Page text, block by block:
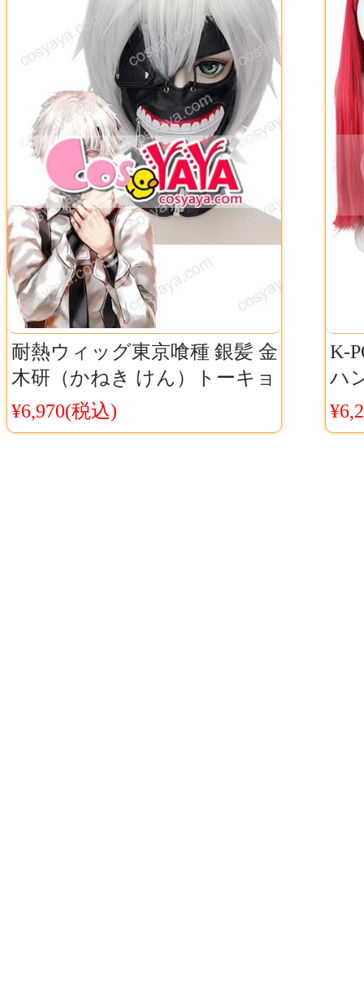
耐熱ウィッグ東京喰種 銀髪 金
木研（かねき けん）トーキョ
ーグール カネキ ウィッグ・
wig
¥6,970(税込)
K-
ハ
ス
送